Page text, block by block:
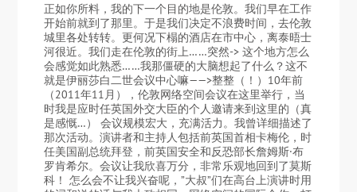
正如你所料，我的下一个目的地是伦敦。我们早在工作
开始前就到了那里。于是我们决定不浪费时间，去伦敦
城里各处转转。更何况下榻的酒店在市中心，离泰晤士
河很近。我们走在伦敦的街上……突然-> 这个地方怎么
会感觉如此熟悉……我那僵硬的大脑想起了什么？这不
就是伊丽莎白二世会议中心嘛——>整整（！）10年前
（2011年11月），伦敦网络空间会议在这里举行，当
时我是应时任英国外交大臣的个人邀请来到这里的（真
是感慨…） 会议规模宏大，充满活力。我曾详细描述了
那次活动。演讲者和主持人包括前英国首相卡梅伦，时
任美国副总统拜登，前英国安全和反恐部长詹姆斯·布
罗肯希尔。会议让我欣喜万分，非常乐观地回到了莫斯
科！ 怎么会不让我兴奋呢，”大叔”们在高台上演讲时用